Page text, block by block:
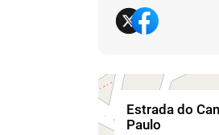
Estrada do
Paulo